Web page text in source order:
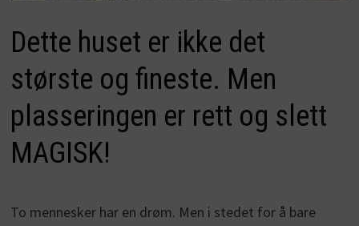
Dette huset er ikke det
største og fineste. Men
plasseringen er rett og slett
MAGISK!
To mennesker har en drøm. Men i stedet for å bare